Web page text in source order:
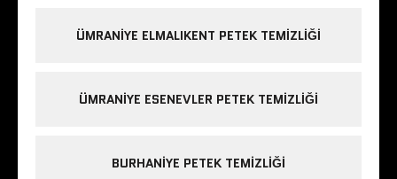
ÜMRANIYE ELMALIKENT PETEK TEMIZLIĞI
ÜMRANIYE ESENEVLER PETEK TEMIZLIĞI
BURHANIYE PETEK TEMIZLIĞI